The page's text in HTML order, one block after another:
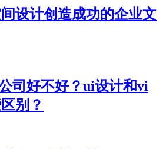
设计创造成功的企业文
司好不好？ui设计和vi
别？